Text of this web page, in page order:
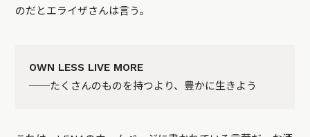
のだとエライザさんは言う。
OWN LESS LIVE MORE
──たくさんのものを持つより、豊かに生きよう